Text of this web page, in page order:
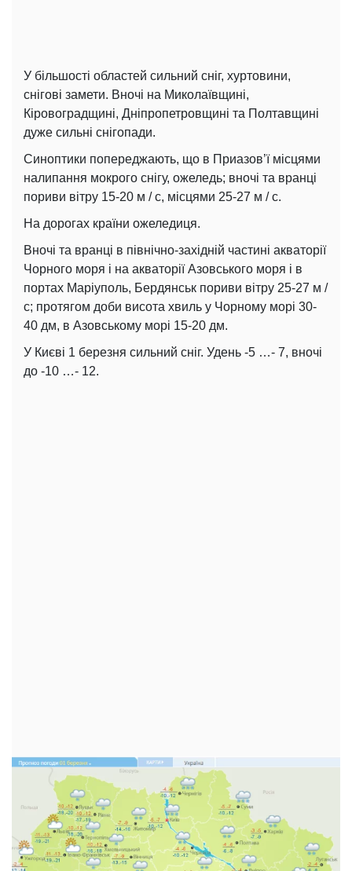
У більшості областей сильний сніг, хуртовини,
снігові замети. Вночі на Миколаївщині,
Кіровоградщині, Дніпропетровщині та Полтавщині
дуже сильні снігопади.
Синоптики попереджають, що в Приазов’ї місцями
налипання мокрого снігу, ожеледь; вночі та вранці
пориви вітру 15-20 м / с, місцями 25-27 м / с.
На дорогах країни ожеледиця.
Вночі та вранці в північно-західній частині акваторії
Чорного моря і на акваторії Азовського моря і в
портах Маріуполь, Бердянськ пориви вітру 25-27 м /
с; протягом доби висота хвиль у Чорному морі 30-
40 дм, в Азовському морі 15-20 дм.
У Києві 1 березня сильний сніг. Удень -5 …- 7, вночі
до -10 …- 12.